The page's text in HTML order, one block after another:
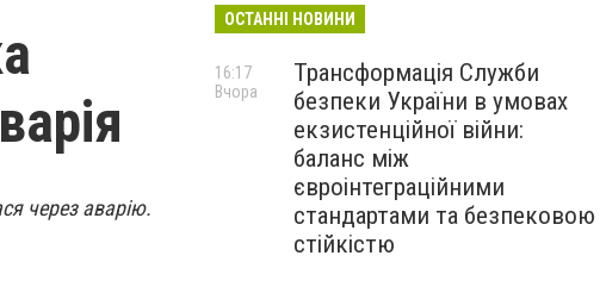
через аварію.
ОСТАННІ НОВИНИ
Трансформація Служби
безпеки України в умовах
екзистенційної війни:
баланс між
євроінтеграційними
стандартами та безпековою
стійкістю
16:17
Вчора